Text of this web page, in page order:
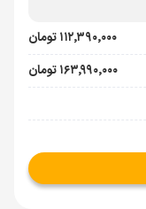
۱۱۲٬۳۹۰٬۰۰۰ تومان
۱۶۳٬۹۹۰٬۰۰۰ تومان